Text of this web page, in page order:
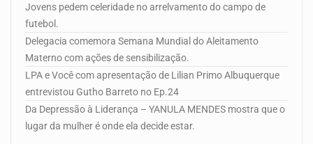
Jovens pedem celeridade no arrelvamento do campo de
futebol.
Delegacia comemora Semana Mundial do Aleitamento
Materno com ações de sensibilização.
LPA e Você com apresentação de Lilian Primo Albuquerque
entrevistou Gutho Barreto no Ep.24
Da Depressão à Liderança – YANULA MENDES mostra que o
lugar da mulher é onde ela decide estar.